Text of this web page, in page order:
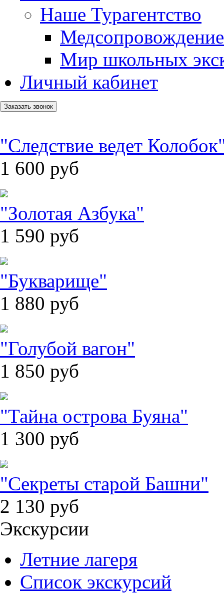
Наше Турагентство
Медсопровождение
Мир школьных
Личный кабинет
Заказать звонок
"Следствие ведет
1 600 руб
"Золотая Азбука"
1 590 руб
"Букварище"
1 880 руб
"Голубой вагон"
1 850 руб
"Тайна острова Буяна"
1 300 руб
"Секреты старой Башни"
2 130 руб
Экскурсии
Летние лагеря
Список экскурсий